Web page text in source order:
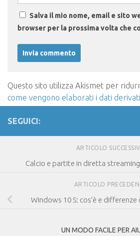
Salva il mio nome, email e sito
browser per la prossima volta che
Questo sito utilizza Akismet per
come vengono elaborati i dati
SEGUICI:
ARTICOLO
Calcio e partite in diretta
ARTICOLO
Windows 10 S: cos’è e
UN MODO FACILE PER